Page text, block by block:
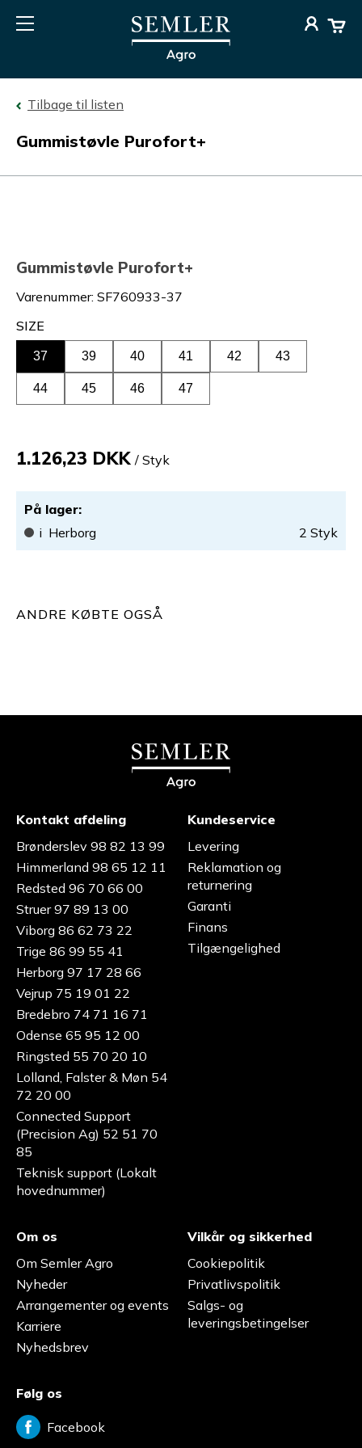
Tilbage til listen
Gummistøvle Purofort+
Gummistøvle Purofort+
Varenummer: SF760933-37
SIZE
37 39 40 41 42 43
44 45 46 47
1.126,23 DKK / Styk
På lager:
i Herborg 2 Styk
ANDRE KØBTE OGSÅ
Kontakt afdeling
Brønderslev 98 82 13 99
Himmerland 98 65 12 11
Redsted 96 70 66 00
Struer 97 89 13 00
Viborg 86 62 73 22
Trige 86 99 55 41
Herborg 97 17 28 66
Vejrup 75 19 01 22
Bredebro 74 71 16 71
Odense 65 95 12 00
Ringsted 55 70 20 10
Lolland, Falster & Møn 54
72 20 00
Connected Support
(Precision Ag) 52 51 70
85
Teknisk support (Lokalt
hovednummer)
Kundeservice
Levering
Reklamation og
returnering
Garanti
Finans
Tilgængelighed
Om os
Om Semler Agro
Nyheder
Arrangementer og events
Karriere
Nyhedsbrev
Vilkår og sikkerhed
Cookiepolitik
Privatlivspolitik
Salgs- og
leveringsbetingelser
Følg os
Facebook